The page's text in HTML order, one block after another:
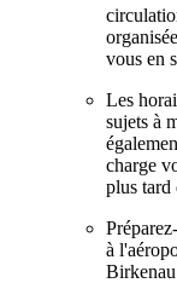
vous en
Les
sujets à
charge
plus tard
à